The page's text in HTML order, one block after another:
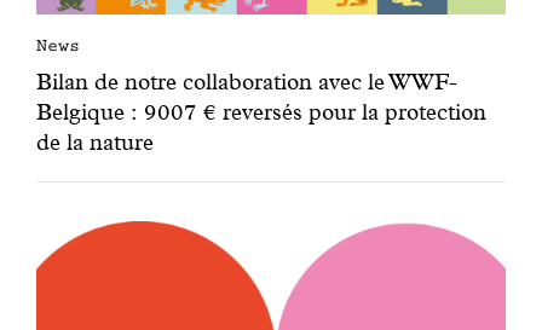
News
Bilan de notre collaboration avec le WWF-
Belgique : 9007 € reversés pour la protection
de la nature